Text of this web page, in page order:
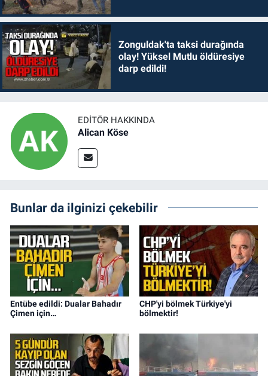
Zonguldak'ta taksi durağında
olay! Yüksel Mutlu öldüresiye
darp edildi!
EDITÖR HAKKINDA
Alican Köse
Bunlar da ilginizi çekebilir
Entübe edildi: Dualar Bahadır
Çimen için…
CHP'yi bölmek Türkiye'yi
bölmektir!